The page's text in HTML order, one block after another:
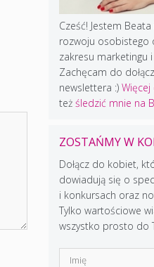
Cześć! Jestem
rozwoju osobistego
zakresu marketingu
Zachęcam do
newslettera :) Więcej
też śledzić mnie na
ZOSTAŃMY W
Dołącz do kobiet,
dowiadują się o
i konkursach oraz
Tylko wartościowe
wszystko prosto do